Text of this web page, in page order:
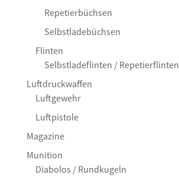
Repetierbüchsen
Selbstladebüchsen
Flinten
Selbstladeflinten / Repetierflinten
Luftdruckwaffen
Luftgewehr
Luftpistole
Magazine
Munition
Diabolos / Rundkugeln